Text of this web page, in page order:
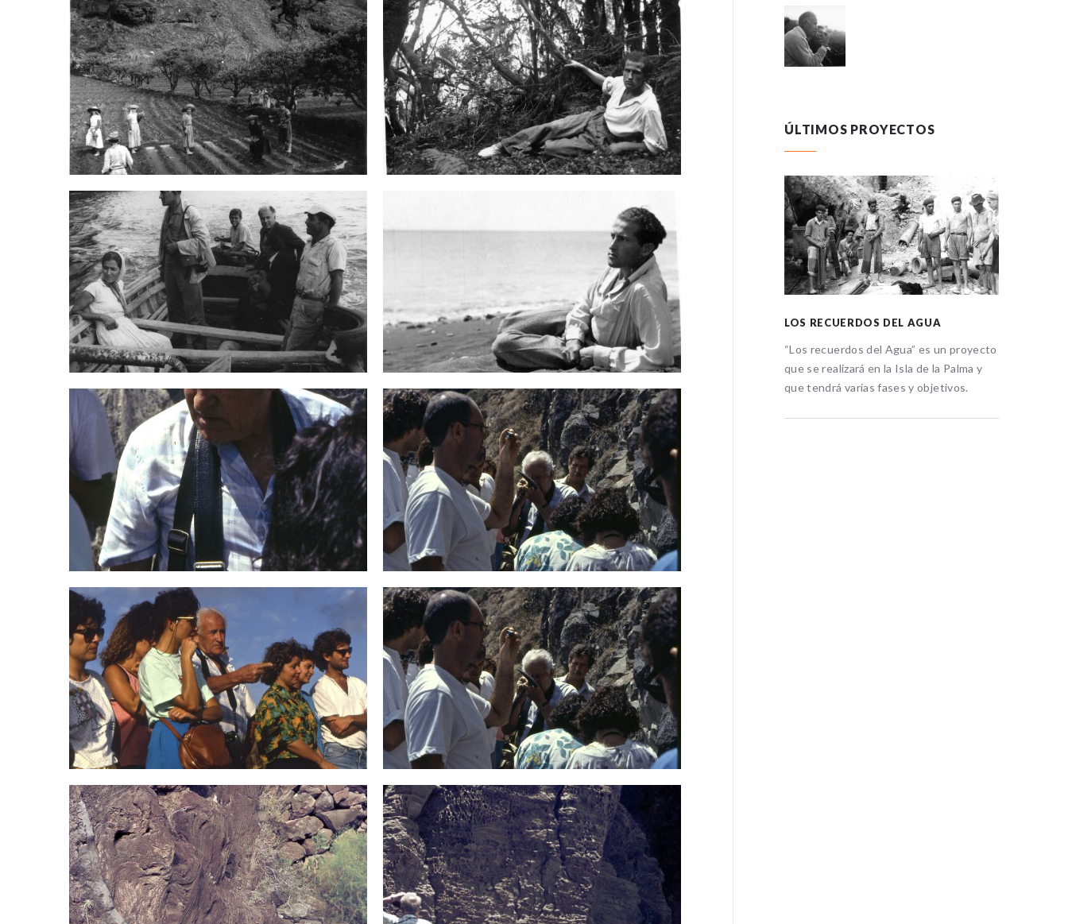
ÚLTIMOS PROYECTOS
LOS RECUERDOS DEL AGUA
“Los recuerdos del Agua” es un proyecto
que se realizará en la Isla de la Palma y
que tendrá varias fases y objetivos.
LOS RECUERDOS DEL AGUA
“Los recuerdos del Agua” es un proyecto
que se realizará en la Isla de la Palma y
que tendrá varias fases y objetivos.
LOS RECUERDOS DEL AGUA
“Los recuerdos del Agua” es un proyecto
que se realizará en la Isla de la Palma y
que tendrá varias fases y objetivos.